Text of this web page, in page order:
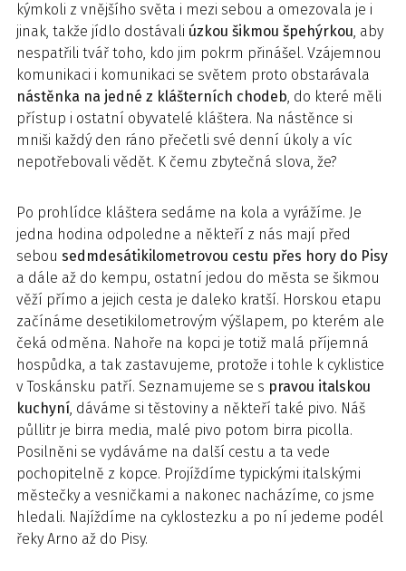
kýmkoli z vnějšího světa i mezi sebou a omezovala je i
jinak, takže jídlo dostávali úzkou šikmou špehýrkou, aby
nespatřili tvář toho, kdo jim pokrm přinášel. Vzájemnou
komunikaci i komunikaci se světem proto obstarávala
nástěnka na jedné z klášterních chodeb, do které měli
přístup i ostatní obyvatelé kláštera. Na nástěnce si
mniši každý den ráno přečetli své denní úkoly a víc
nepotřebovali vědět. K čemu zbytečná slova, že?
Po prohlídce kláštera sedáme na kola a vyrážíme. Je
jedna hodina odpoledne a někteří z nás mají před
sebou sedmdesátikilometrovou cestu přes hory do Pisy
a dále až do kempu, ostatní jedou do města se šikmou
věží přímo a jejich cesta je daleko kratší. Horskou etapu
začínáme desetikilometrovým výšlapem, po kterém ale
čeká odměna. Nahoře na kopci je totiž malá příjemná
hospůdka, a tak zastavujeme, protože i tohle k cyklistice
v Toskánsku patří. Seznamujeme se s pravou italskou
kuchyní, dáváme si těstoviny a někteří také pivo. Náš
půllitr je birra media, malé pivo potom birra picolla.
Posilněni se vydáváme na další cestu a ta vede
pochopitelně z kopce. Projíždíme typickými italskými
městečky a vesničkami a nakonec nacházíme, co jsme
hledali. Najíždíme na cyklostezku a po ní jedeme podél
řeky Arno až do Pisy.